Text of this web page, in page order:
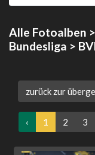
Alle Fotoalben >
Bundesliga >
zurück zur
‹ 1 2 3